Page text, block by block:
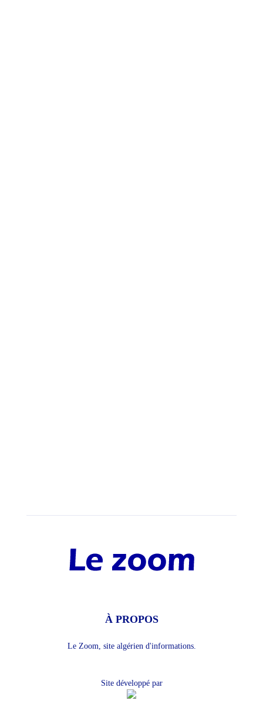
À PROPOS
Le Zoom, site algérien d'informations.
Site développé par